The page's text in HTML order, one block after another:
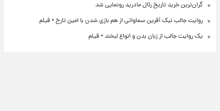
گران‌ترین خرید تاریخ رئال مادرید رونمایی شد
روایت جالب نیک آفرین سماواتی از هم بازی شدن با امین تارخ + فیلم
یک روایت جالب از زبان بدن و انواع لبخند + فیلم